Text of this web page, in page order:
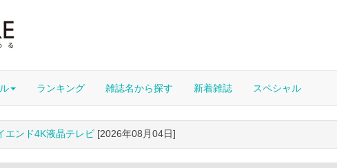
ランキング 雑誌名から探す 新着雑誌 スペシャル
エンド4K液晶テレビ [2026年08月04日]